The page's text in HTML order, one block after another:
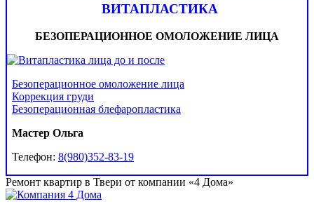
ВИТАПЛАСТИКА
БЕЗОПЕРАЦИОННОЕ ОМОЛОЖЕНИЕ ЛИЦА
Безоперационное омоложение лица
Коррекция груди
Безоперационная блефаропластика
Мастер Ольга
Телефон: 8(980)352-83-19
Ремонт квартир в Твери от компании «4 Дома»